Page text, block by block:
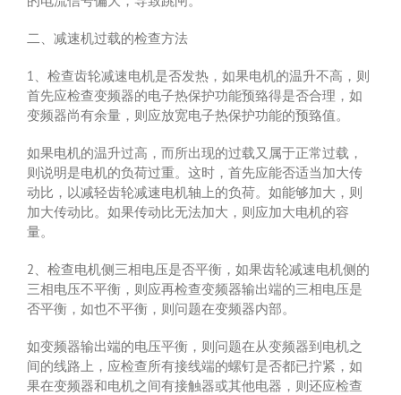
二、减速机过载的检查方法
1、检查齿轮减速电机是否发热，如果电机的温升不高，则
首先应检查变频器的电子热保护功能预臵得是否合理，如
变频器尚有余量，则应放宽电子热保护功能的预臵值。
如果电机的温升过高，而所出现的过载又属于正常过载，
则说明是电机的负荷过重。这时，首先应能否适当加大传
动比，以减轻齿轮减速电机轴上的负荷。如能够加大，则
加大传动比。如果传动比无法加大，则应加大电机的容
量。
2、检查电机侧三相电压是否平衡，如果齿轮减速电机侧的
三相电压不平衡，则应再检查变频器输出端的三相电压是
否平衡，如也不平衡，则问题在变频器内部。
如变频器输出端的电压平衡，则问题在从变频器到电机之
间的线路上，应检查所有接线端的螺钉是否都已拧紧，如
果在变频器和电机之间有接触器或其他电器，则还应检查